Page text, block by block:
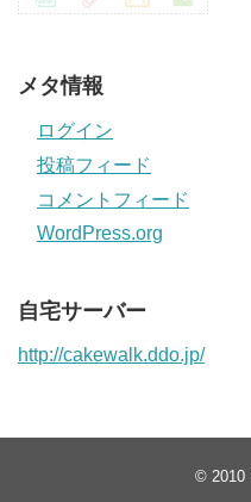
メタ情報
ログイン
投稿フィード
コメントフィード
WordPress.org
自宅サーバー
http://cakewalk.ddo.jp/
© 2010